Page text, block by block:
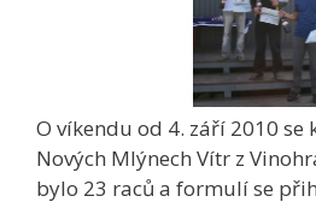
O víkendu od 4. září 2010 se
Nových Mlýnech Vítr z
bylo 23 raců a formulí se